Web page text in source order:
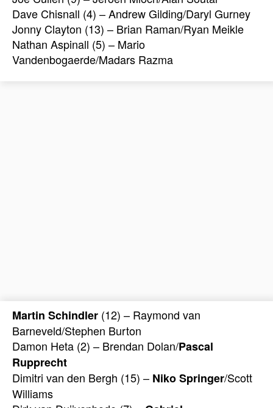
Dave Chisnall (4) – Andrew Gilding/Daryl Gurney
Jonny Clayton (13) – Brian Raman/Ryan Meikle
Nathan Aspinall (5) – Mario
Vandenbogaerde/Madars Razma
Martin Schindler (12) – Raymond van
Barneveld/Stephen Burton
Damon Heta (2) – Brendan Dolan/Pascal
Rupprecht
Dimitri van den Bergh (15) – Niko Springer/Scott
Williams